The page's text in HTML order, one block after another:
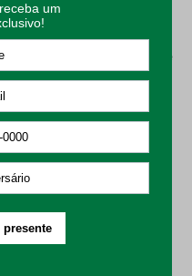
em 100% Algodão,
superior;
de 280 g/m², que confere
de secagem;
aveludado para um
Döhler e a magia da
6 anos. Altura - 66cm |
- 84cm.
sua cor, maciez e a